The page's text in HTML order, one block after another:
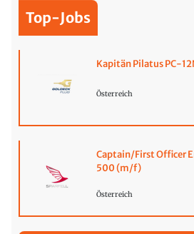
Top-Jobs
Kapitän Pilatus PC-
Österreich
Captain/First Officer
500 (m/f)
Österreich